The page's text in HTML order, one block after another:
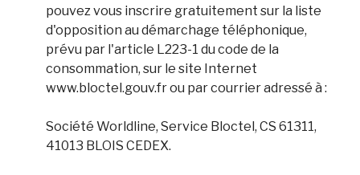
pouvez vous inscrire gratuitement sur la liste
d'opposition au démarchage téléphonique,
prévu par l'article L223-1 du code de la
consommation, sur le site Internet
www.bloctel.gouv.fr ou par courrier adressé à :
Société Worldline, Service Bloctel, CS 61311,
41013 BLOIS CEDEX.